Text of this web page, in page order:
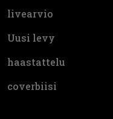
livearvio
Uusi levy
haastattelu
coverbiisi